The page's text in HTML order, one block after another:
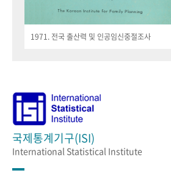
1971. 전국 출산력 및 인공임신중절조사
국제통계기구(ISI)
International Statistical Institute